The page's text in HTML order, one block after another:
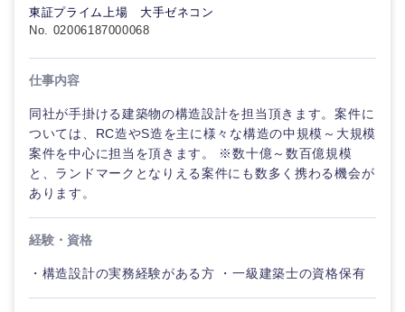
中国・四国地方
鳥取県
東証プライム上場 大手ゼネコン
No. 02006187000068
仕事内容
同社が手掛ける建築物の構造設計を担当頂きます。案件に
ついては、RC造やS造を主に様々な構造の中規模～大規模
案件を中心に担当を頂きます。 ※数十億～数百億規模
と、ランドマークとなりえる案件にも数多く携わる機会が
あります。
経験・資格
・構造設計の実務経験がある方 ・一級建築士の資格保有